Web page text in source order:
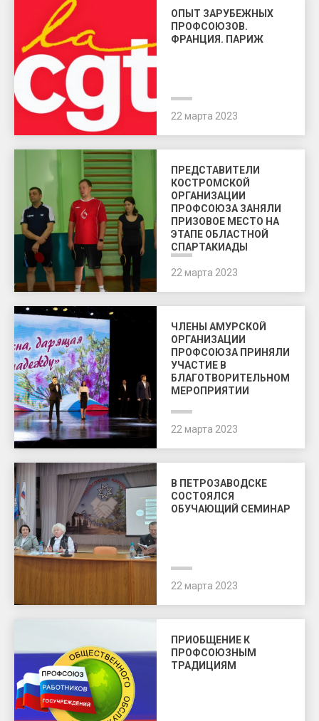
ОПЫТ ЗАРУБЕЖНЫХ
ПРОФСОЮЗОВ.
ФРАНЦИЯ. ПАРИЖ
22 марта 2023
ПРЕДСТАВИТЕЛИ
КОСТРОМСКОЙ
ОРГАНИЗАЦИИ
ПРОФСОЮЗА ЗАНЯЛИ
ПРИЗОВОЕ МЕСТО НА
ЭТАПЕ ОБЛАСТНОЙ
СПАРТАКИАДЫ
22 марта 2023
ЧЛЕНЫ АМУРСКОЙ
ОРГАНИЗАЦИИ
ПРОФСОЮЗА ПРИНЯЛИ
УЧАСТИЕ В
БЛАГОТВОРИТЕЛЬНОМ
МЕРОПРИЯТИИ
22 марта 2023
В ПЕТРОЗАВОДСКЕ
СОСТОЯЛСЯ
ОБУЧАЮЩИЙ СЕМИНАР
22 марта 2023
ПРИОБЩЕНИЕ К
ПРОФСОЮЗНЫМ
ТРАДИЦИЯМ